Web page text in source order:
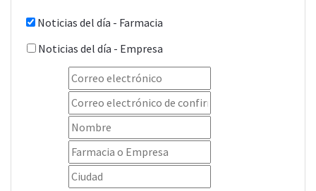
Noticias del día - Farmacia
Noticias del día - Empresa